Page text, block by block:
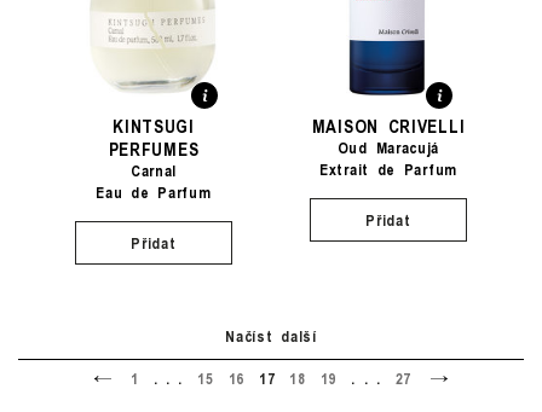
KINTSUGI
PERFUMES
Carnal
Eau de Parfum
Přidat
MAISON CRIVELLI
Oud Maracujá
Extrait de Parfum
Přidat
Načíst další
1 . . . 15 16 17 18 19 . . . 27